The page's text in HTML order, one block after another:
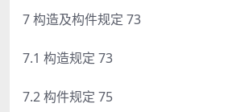
7 构造及构件规定 73
7.1 构造规定 73
7.2 构件规定 75